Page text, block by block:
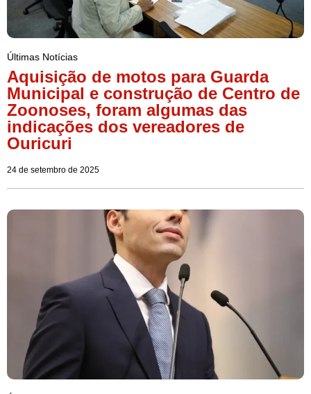
Últimas Notícias
Aquisição de motos para Guarda
Municipal e construção de Centro de
Zoonoses, foram algumas das
indicações dos vereadores de
Ouricuri
24 de setembro de 2025